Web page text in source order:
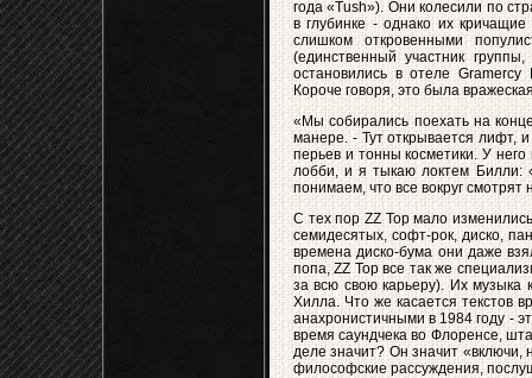
года «Tush»). Они колесили по
в глубинке - однако их
слишком откровенными
(единственный участник
остановились в отеле
Короче говоря, это была
«Мы собирались поехать на
манере. - Тут открывается лифт,
перьев и тонны косметики. У
лобби, и я тыкаю локтем Билли:
понимаем, что все вокруг смотрят
С тех пор ZZ Top мало
семидесятых, софт-рок, диско,
времена диско-бума они даже
попа, ZZ Top все так же
за всю свою карьеру). Их музыка
Хилла. Что же касается текстов
анахронистичными в 1984 году -
время саундчека во Флоренсе,
деле значит? Он значит «включи,
философские рассуждения,